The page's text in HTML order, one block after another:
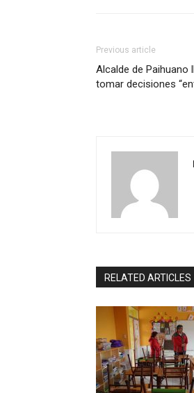
Previous article
Alcalde de Paihuano
tomar decisiones
RELATED ARTICLES